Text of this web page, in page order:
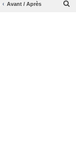
Avant / Après